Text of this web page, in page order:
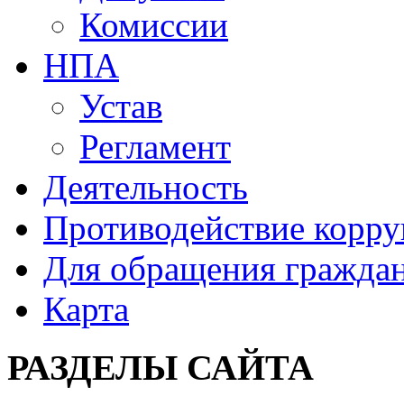
Комиссии
НПА
Устав
Регламент
Деятельность
Противодействие
Для обращения
Карта
РАЗДЕЛЫ САЙТА